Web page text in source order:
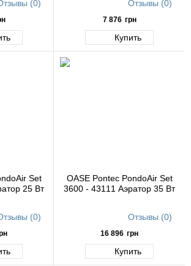
(0) Отзывы (0)
7 876 грн
Купить
Set
25 Вт
(0)
OASE Pontec PondoAir Set
3600 - 43111 Аэратор 35 Вт
Отзывы (0)
16 896 грн
Купить